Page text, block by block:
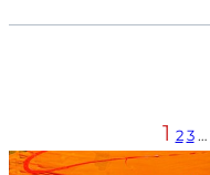
1 2 3 …